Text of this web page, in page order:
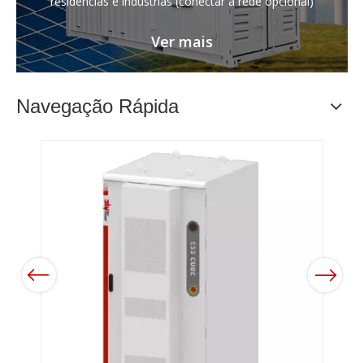
Ver mais
Navegação Rápida
Previous Next